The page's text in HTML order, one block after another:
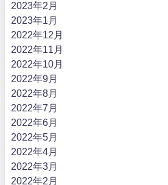
2023年2月
2023年1月
2022年12月
2022年11月
2022年10月
2022年9月
2022年8月
2022年7月
2022年6月
2022年5月
2022年4月
2022年3月
2022年2月